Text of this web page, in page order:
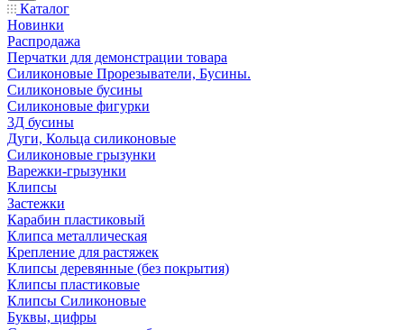
Каталог
Новинки
Распродажа
Перчатки для демонстрации товара
Силиконовые Прорезыватели, Бусины.
Силиконовые бусины
Силиконовые фигурки
3Д бусины
Дуги, Кольца силиконовые
Силиконовые грызунки
Варежки-грызунки
Клипсы
Застежки
Карабин пластиковый
Клипса металлическая
Крепление для растяжек
Клипсы деревянные (без покрытия)
Клипсы пластиковые
Клипсы Силиконовые
Буквы, цифры